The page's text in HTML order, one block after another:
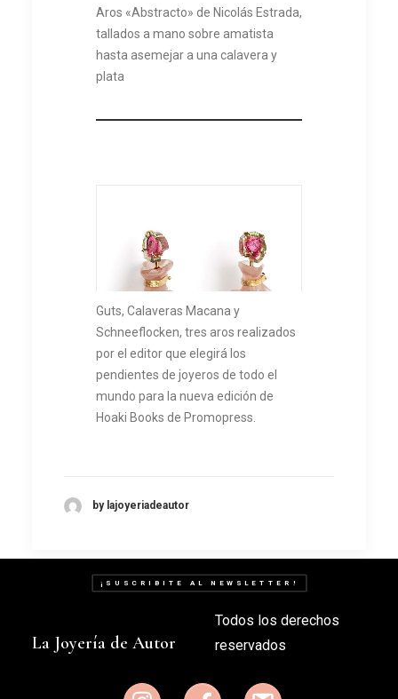
Aros «Abstracto» de Nicolás Estrada,
tallados a mano sobre amatista
hasta asemejar a una calavera y
plata
Guts, Calaveras Macana y
Schneeflocken, tres aros realizados
por el editor que elegirá los
pendientes de joyeros de todo el
mundo para la nueva edición de
Hoaki Books de Promopress.
by lajoyeriadeautor
¡SUSCRIBITE AL NEWSLETTER!
La Joyería de Autor
Todos los derechos
reservados